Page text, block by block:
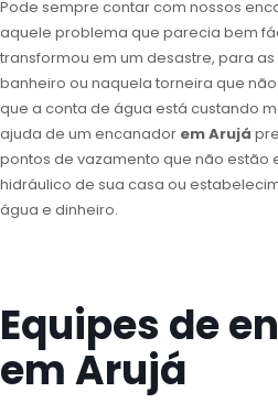
Pode sempre contar com nossos
aquele problema que parecia bem
transformou em um desastre, para
banheiro ou naquela torneira que
que a conta de água está custando
ajuda de um encanador em Arujá
pontos de vazamento que não estão
hidráulico de sua casa ou
água e dinheiro.
Equipes de
em Arujá